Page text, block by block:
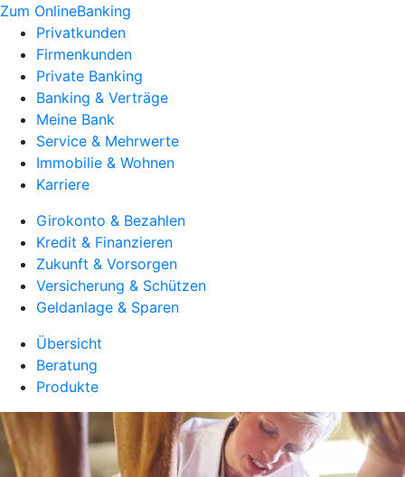
Zum OnlineBanking
Privatkunden
Firmenkunden
Private Banking
Banking & Verträge
Meine Bank
Service & Mehrwerte
Immobilie & Wohnen
Karriere
Girokonto & Bezahlen
Kredit & Finanzieren
Zukunft & Vorsorgen
Versicherung & Schützen
Geldanlage & Sparen
Übersicht
Beratung
Produkte